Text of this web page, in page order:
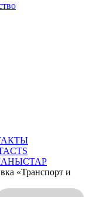
«Транспорт и